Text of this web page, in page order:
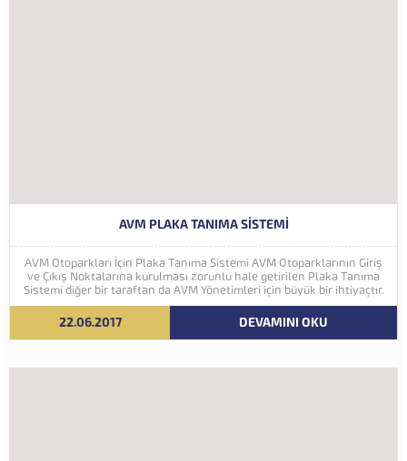
AVM PLAKA TANIMA SISTEMI
AVM Otoparkları İçin Plaka Tanıma Sistemi AVM Otoparklarının Giriş
ve Çıkış Noktalarına kurulması zorunlu hale getirilen Plaka Tanıma
Sistemi diğer bir taraftan da AVM Yönetimleri için büyük bir ihtiyaçtır.
AVM Yönetimleri Plaka Tanıma Sisteminden elde edecekleri verilerle
müşteri yoğunluk analizlerini çok ayrıntılı...
22.06.2017 DEVAMINI OKU